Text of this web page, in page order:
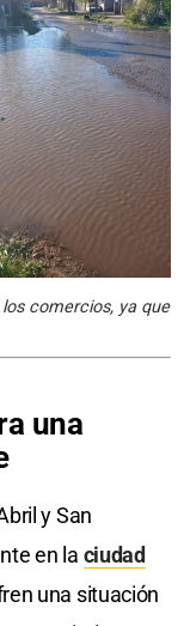
comercios, ya que
una
y San
en la ciudad
una situación